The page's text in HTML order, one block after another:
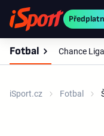
Fotbal Chance Liga
iSport.cz Fotbal